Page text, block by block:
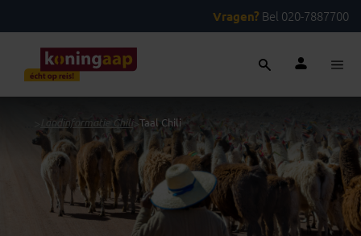
Vragen? Bel 020-7887700
Landinformatie Chili>Taal Chili